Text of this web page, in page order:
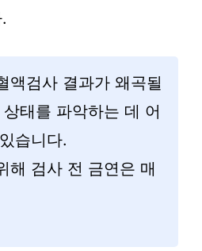
액검사 결과가 왜곡될
태를 파악하는 데 어
습니다.
해 검사 전 금연은 매